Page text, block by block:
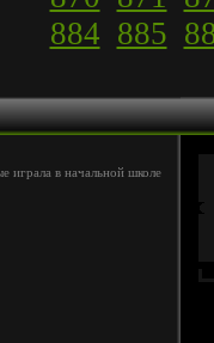
884 885
играла в начальной школе